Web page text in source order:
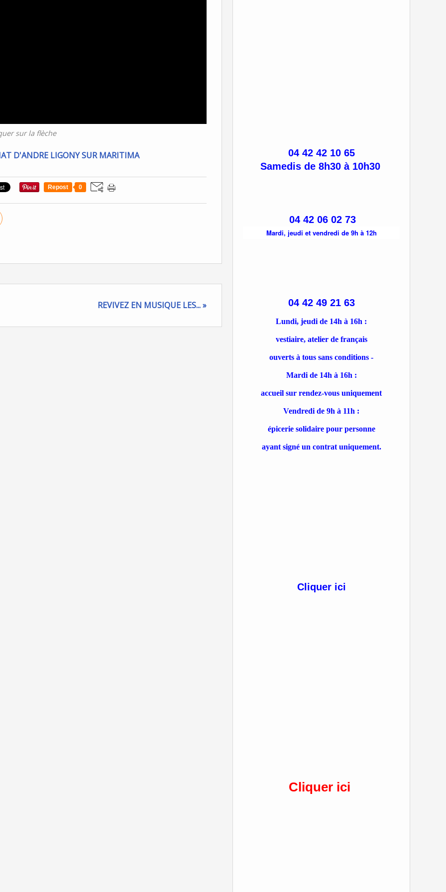
04 42 42 10 65
Samedis de 8h30 à 10h30
04 42 06 02 73
Mardi, jeudi et vendredi de 9h à 12h
04 42 49 21 63
Lundi, jeudi de 14h à 16h :
vestiaire, atelier de français
ouverts à tous sans conditions -
Mardi de 14h à 16h :
accueil sur rendez-vous uniquement
Vendredi de 9h à 11h :
épicerie solidaire pour personne
ayant signé un contrat uniquement.
Cliquer ici
Cliquer ici
sur la flèche
Repost 0
REVIVEZ EN MUSIQUE LES... »